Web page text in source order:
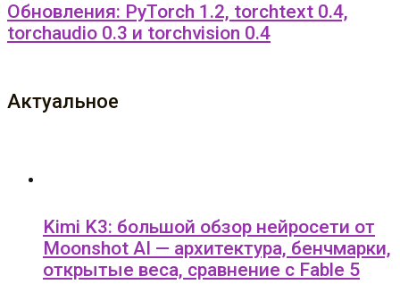
Обновления: PyTorch 1.2, torchtext 0.4,
torchaudio 0.3 и torchvision 0.4
Актуальное
Kimi K3: большой обзор нейросети от
Moonshot AI — архитектура, бенчмарки,
открытые веса, сравнение с Fable 5